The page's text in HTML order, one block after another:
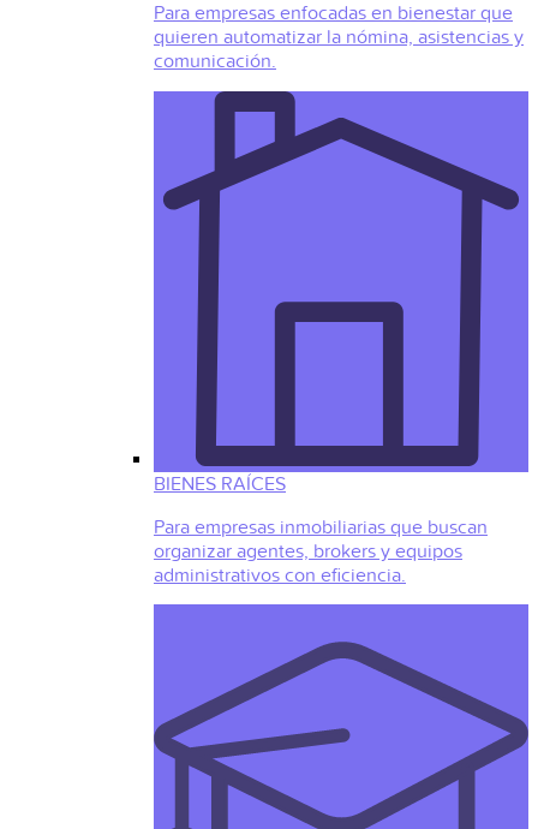
Para empresas enfocadas en bienestar que
quieren automatizar la nómina, asistencias y
comunicación.
BIENES RAÍCES
Para empresas inmobiliarias que buscan
organizar agentes, brokers y equipos
administrativos con eficiencia.